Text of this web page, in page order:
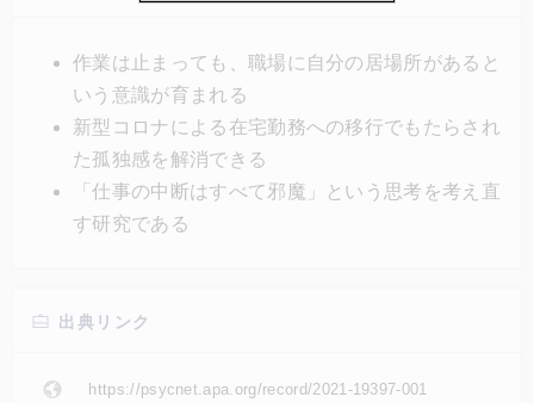
あるかもしれないという。なぜなら、仕事を中断させ
られることで相手との会話が始まり、相互に交流が生
まれるからだ。
作業は止まっても、職場に自分の居場所があると
いう意識が育まれる
新型コロナによる在宅勤務への移行でもたらされ
た孤独感を解消できる
「仕事の中断はすべて邪魔」という思考を考え直
す研究である
出典リンク
https://psycnet.apa.org/record/2021-19397-001